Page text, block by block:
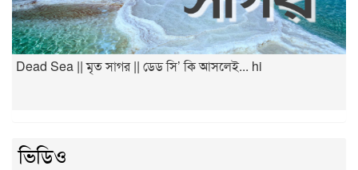
Dead Sea || মৃত সাগর || ডেড সি’ কি আসলেই... hi
ভিডিও